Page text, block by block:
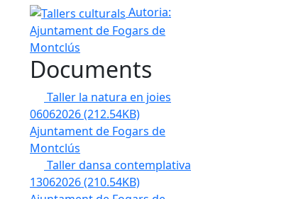
Tallers culturals
Autoria:
Ajuntament de Fogars de
Montclús
Documents
Taller la natura en joies
06062026(212.54KB)
Ajuntament de Fogars de
Montclús
Taller dansa contemplativa
13062026(210.54KB)